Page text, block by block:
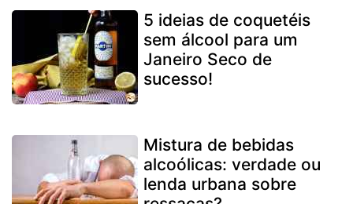
5 ideias de coquetéis
sem álcool para um
Janeiro Seco de
sucesso!
Mistura de bebidas
alcoólicas: verdade ou
lenda urbana sobre